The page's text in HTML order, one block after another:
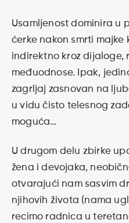
Usamljenost dominira u
ćerke nakon smrti majke
indirektno kroz dijaloge,
međuodnose. Ipak,
zagrljaj zasnovan na
u vidu čisto telesnog
moguća…
U drugom delu zbirke
žena i devojaka,
otvarajući nam sasvim
njihovih života (nama
recimo radnica u